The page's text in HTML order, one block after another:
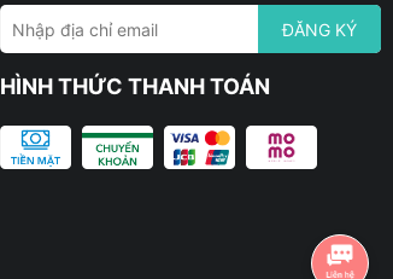
ĐĂNG KÝ
HÌNH THỨC THANH TOÁN